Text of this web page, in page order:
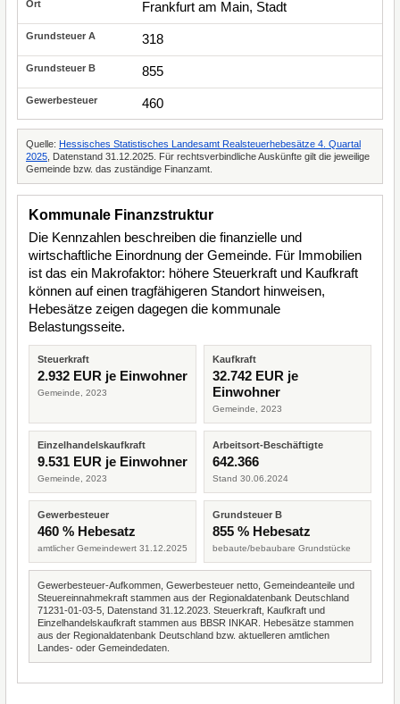
Frankfurt am Main, Stadt
318
855
460
Quelle: Hessisches Statistisches Landesamt Realsteuerhebesätze 4. Quartal
2025 , Datenstand 31.12.2025. Für rechtsverbindliche Auskünfte gilt die jeweilige
Gemeinde bzw. das zuständige Finanzamt.
Kommunale Finanzstruktur
Die Kennzahlen beschreiben die finanzielle und
wirtschaftliche Einordnung der Gemeinde. Für Immobilien
ist das ein Makrofaktor: höhere Steuerkraft und Kaufkraft
können auf einen tragfähigeren Standort hinweisen,
Hebesätze zeigen dagegen die kommunale
Belastungsseite.
Steuerkraft
2.932 EUR je Einwohner
Gemeinde, 2023
Kaufkraft
32.742 EUR je
Einwohner
Gemeinde, 2023
Einzelhandelskaufkraft
9.531 EUR je Einwohner
Gemeinde, 2023
Arbeitsort-Beschäftigte
642.366
Stand 30.06.2024
Gewerbesteuer
460 % Hebesatz
amtlicher Gemeindewert 31.12.2025
Grundsteuer B
855 % Hebesatz
bebaute/bebaubare Grundstücke
Gewerbesteuer-Aufkommen, Gewerbesteuer netto, Gemeindeanteile und
Steuereinnahmekraft stammen aus der Regionaldatenbank Deutschland
71231-01-03-5, Datenstand 31.12.2023. Steuerkraft, Kaufkraft und
Einzelhandelskaufkraft stammen aus BBSR INKAR. Hebesätze stammen
aus der Regionaldatenbank Deutschland bzw. aktuelleren amtlichen
Landes- oder Gemeindedaten.